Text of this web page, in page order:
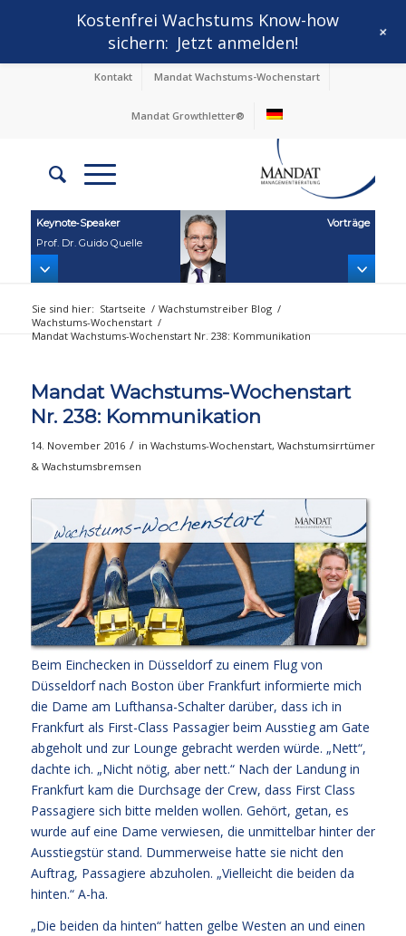
Kontakt Mandat Wachstums-Wochenstart
Mandat Growthletter®
Keynote‑Speaker
Prof. Dr. Guido Quelle
Vorträge
Sie sind hier: Startseite / Wachstumstreiber Blog /
Wachstums-Wochenstart /
Mandat Wachstums-Wochenstart Nr. 238: Kommunikation
Mandat Wachstums-Wochenstart
Nr. 238: Kommunikation
14. November 2016 / in Wachstums-Wochenstart, Wachstumsirrtümer
& Wachstumsbremsen
Beim Einchecken in Düsseldorf zu einem Flug von
Düsseldorf nach Boston über Frankfurt informierte mich
die Dame am Lufthansa-Schalter darüber, dass ich in
Frankfurt als First-Class Passagier beim Ausstieg am Gate
abgeholt und zur Lounge gebracht werden würde. „Nett“,
dachte ich. „Nicht nötig, aber nett.“ Nach der Landung in
Frankfurt kam die Durchsage der Crew, dass First Class
Passagiere sich bitte melden wollen. Gehört, getan, es
wurde auf eine Dame verwiesen, die unmittelbar hinter der
Ausstiegstür stand. Dummerweise hatte sie nicht den
Auftrag, Passagiere abzuholen. „Vielleicht die beiden da
hinten.“ A-ha.
„Die beiden da hinten“ hatten gelbe Westen an und einen
Kostenfrei Wachstums Know-how
sichern: Jetzt anmelden! +